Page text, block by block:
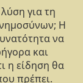
για τη
Η
να
και
η είδηση θα
πρέπει.